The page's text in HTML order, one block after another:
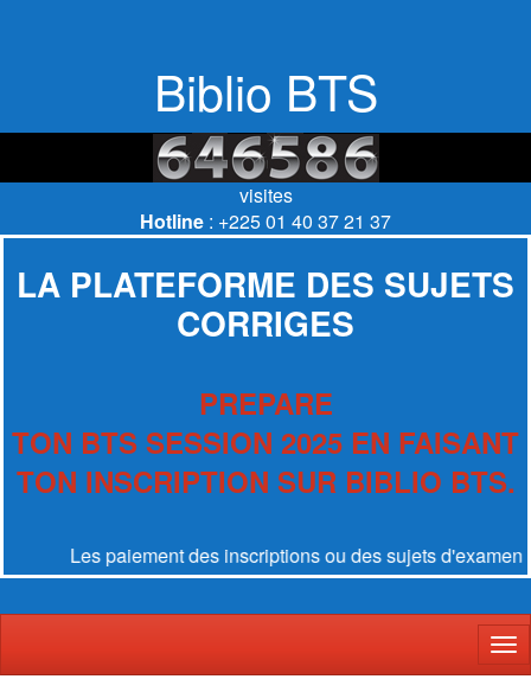
Biblio BTS
visites
Hotline : +225 01 40 37 21 37
LA PLATEFORME DES SUJETS
CORRIGES
PREPARE
TON BTS SESSION 2025 EN FAISANT
TON INSCRIPTION SUR BIBLIO BTS.
Les paiement des inscriptions ou des sujets d'examen se